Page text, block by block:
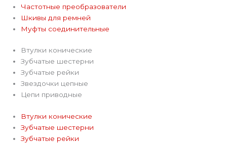
Частотные преобразователи
Шкивы для ремней
Муфты соединительные
Втулки конические
Зубчатые шестерни
Зубчатые рейки
Звездочки цепные
Цепи приводные
Втулки конические
Зубчатые шестерни
Зубчатые рейки